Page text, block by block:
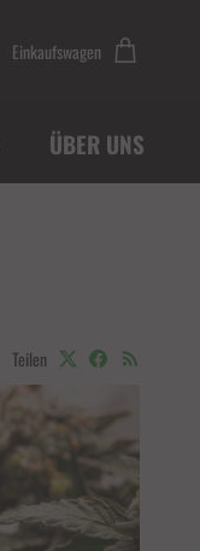
Einkaufswagen
ÜBER UNS
Teilen